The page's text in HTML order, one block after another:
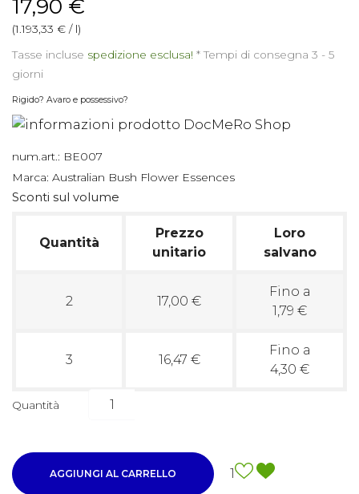
17,90 €
(1.193,33 € / l)
Tasse incluse spedizione esclusa! *Tempi di consegna 3 - 5
giorni
Rigido? Avaro e possessivo?
num.art.: BE007
Marca: Australian Bush Flower Essences
Sconti sul volume
Quantità
Prezzo
unitario
Loro
salvano
2 17,00 €
Fino a
1,79 €
3 16,47 €
Fino a
4,30 €
Quantità
AGGIUNGI AL CARRELLO 1